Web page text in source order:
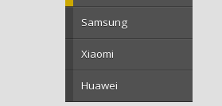
Samsung
Xiaomi
Huawei